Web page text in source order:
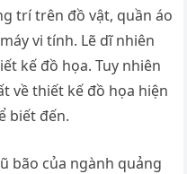
trí trên đồ vật, quần áo
vi tính. Lẽ dĩ nhiên
kế đồ họa. Tuy nhiên
về thiết kế đồ họa hiện
biết đến.
bão của ngành quảng